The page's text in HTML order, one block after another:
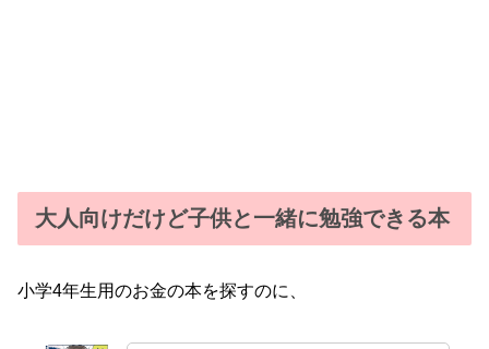
大人向けだけど子供と一緒に勉強できる本
小学4年生用のお金の本を探すのに、